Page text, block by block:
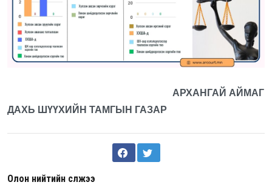
АРХАНГАЙ АЙМАГ
ДАХЬ ШҮҮХИЙН ТАМГЫН ГАЗАР
Олон нийтийн сүлжээ